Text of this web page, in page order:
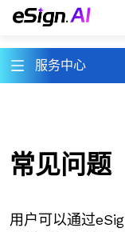
服务中心
常见问题
用户可以通过